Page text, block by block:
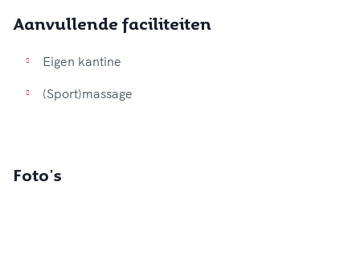
Aanvullende faciliteiten
Eigen kantine
(Sport)massage
Foto's